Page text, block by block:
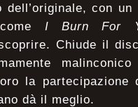
con
I Burn For
Chiude il
la partecipazione
dà il meglio.